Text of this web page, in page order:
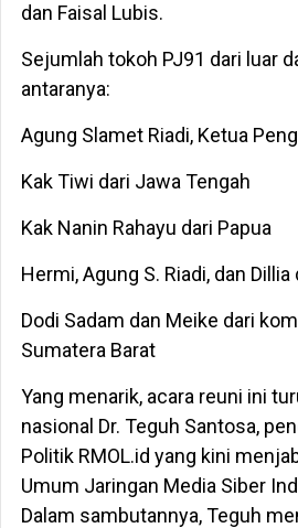
dan Faisal Lubis.
Sejumlah tokoh PJ91 dari luar
antaranya:
Agung Slamet Riadi, Ketua
Kak Tiwi dari Jawa Tengah
Kak Nanin Rahayu dari Papua
Hermi, Agung S. Riadi, dan
Dodi Sadam dan Meike dari
Sumatera Barat
Yang menarik, acara reuni ini
nasional Dr. Teguh Santosa,
Politik RMOL.id yang kini
Umum Jaringan Media Siber
Dalam sambutannya, Teguh